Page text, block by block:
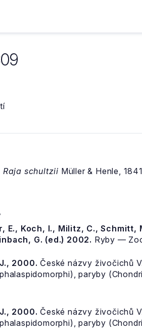
Raja schultzii Müller & Henle,
E., Koch, I., Militz, C.,
G. (ed.) 2002. Ryby —
2000. České názvy živočichů
paryby
2000. České názvy živočichů
paryby